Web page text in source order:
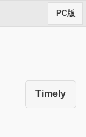
PC版
Timely